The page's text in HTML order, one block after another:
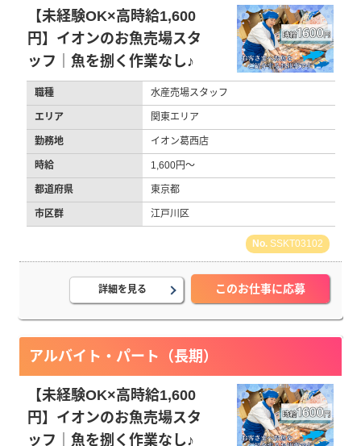
【未経験OK×高時給1,600
円】イオンのお魚売場スタ
ッフ｜魚を捌く作業なし♪
職種 水産売場スタッフ
エリア 関東エリア
勤務地 イオン葛西店
時給 1,600円～
都道府県 東京都
市区群 江戸川区
SSKT03102
詳細を見る このお仕事に応募
アルバイト・パート（長期）
【未経験OK×高時給1,600
円】イオンのお魚売場スタ
ッフ｜魚を捌く作業なし♪